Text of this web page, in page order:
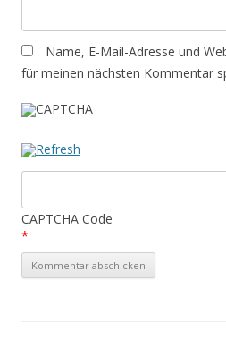
Name, E-Mail-Adresse und
für meinen nächsten Kommentar
CAPTCHA Code
*